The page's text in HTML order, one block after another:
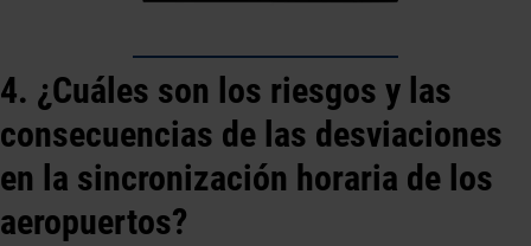
4. ¿Cuáles son los riesgos y las
consecuencias de las desviaciones
en la sincronización horaria de los
aeropuertos?